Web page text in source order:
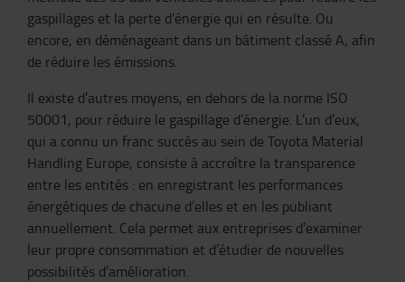
gaspillages et la perte d’énergie qui en résulte. Ou
encore, en déménageant dans un bâtiment classé A, afin
de réduire les émissions.
Il existe d’autres moyens, en dehors de la norme ISO
50001, pour réduire le gaspillage d’énergie. L’un d’eux,
qui a connu un franc succès au sein de Toyota Material
Handling Europe, consiste à accroître la transparence
entre les entités : en enregistrant les performances
énergétiques de chacune d’elles et en les publiant
annuellement. Cela permet aux entreprises d’examiner
leur propre consommation et d’étudier de nouvelles
possibilités d’amélioration.